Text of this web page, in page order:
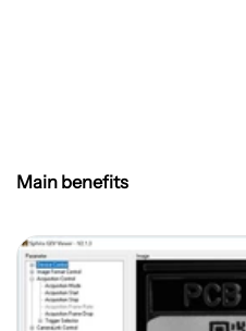
Main benefits